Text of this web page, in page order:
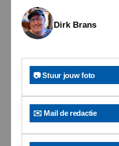
Dirk Brans
📷 Stuur jouw foto
✉️ Mail de redactie